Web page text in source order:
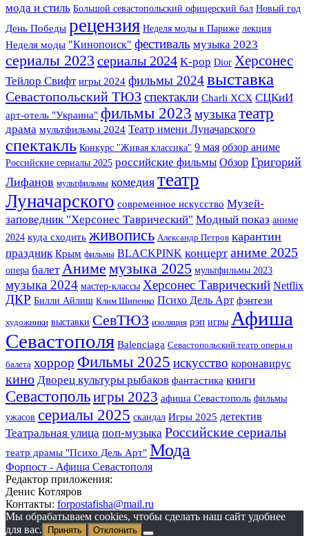
мода и стиль Большой севастопольский офицерский бал Новый год
День Победы рецензия Неделя моды в Париже лекция
Неделя моды "Кинопоиск" фестиваль музыка 2023
сериалы 2023 сериалы 2024 K-pop Dior Херсонес
Тейлор Свифт игры 2024 фильмы 2024выставка
Севастопольский ТЮЗ спектакли Charli XCX СЦКиИ
арт-отель "Украина" фильмы 2023 музыкатеатр
драма мультфильмы 2024 Театр имени Луначарского
спектакль Конкурс "Живая классика" 9 мая обзор аниме
Российские сериалы 2025 российские фильмы Обзор Григорий
Лифанов мультфильмы комедия театр
Луначарского современное искусство Музей-
заповедник "Херсонес Таврический" Модный показ аниме
2024 куда сходить живопись Александр Петров карантин
праздник Крым фильмы BLACKPINK концерт аниме 2025
опера балет Аниме музыка 2025 мультфильмы 2023
музыка 2024 мастер-классы Херсонес Таврический Netflix
ДКР Билли Айлиш Клим Шипенко Психо Дель Арт фэнтези
художники выставки СевТЮЗ изоляция рэп игры Афиша
Севастополя Balenciaga Севастопольский театр оперы и
балета хоррор Фильмы 2025 искусство коронавирус
кино Дворец культуры рыбаков фантастика книги
Севастопольигры 2023 афиша Севастополь фильмы
ужасов сериалы 2025 скандал Игры 2025 детектив
Театральная улица поп-музыка Российские сериалы
театр драмы "Психо Дель Арт" Мода
Форпост - Афиша Севастополя
Редактор приложения:
Денис Котляров
Контакты: forpostafisha@mail.ru
Мы обрабатываем cookies, чтобы сделать наш сайт удобнее
для вас.
Принять Отклонить